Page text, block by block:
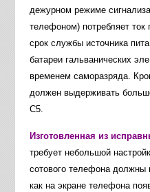
дежурном режиме
телефоном) потребляет
срок службы источника
батареи гальванических
временем саморазряда.
должен выдерживать
С5.
Изготовленная из
требует небольшой
сотового телефона должны
как на экране телефона